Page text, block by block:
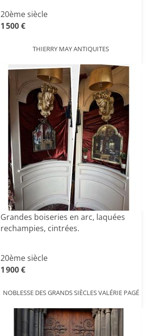
20ème siècle
1 500 €
THIERRY MAY ANTIQUITES
Grandes boiseries en arc, laquées
rechampies, cintrées.
20ème siècle
1 900 €
NOBLESSE DES GRANDS SIÈCLES VALÉRIE PAGÉ